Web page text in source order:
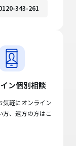
343-261
ン個別相談
気軽にオンライン
方、遠方の方はこ